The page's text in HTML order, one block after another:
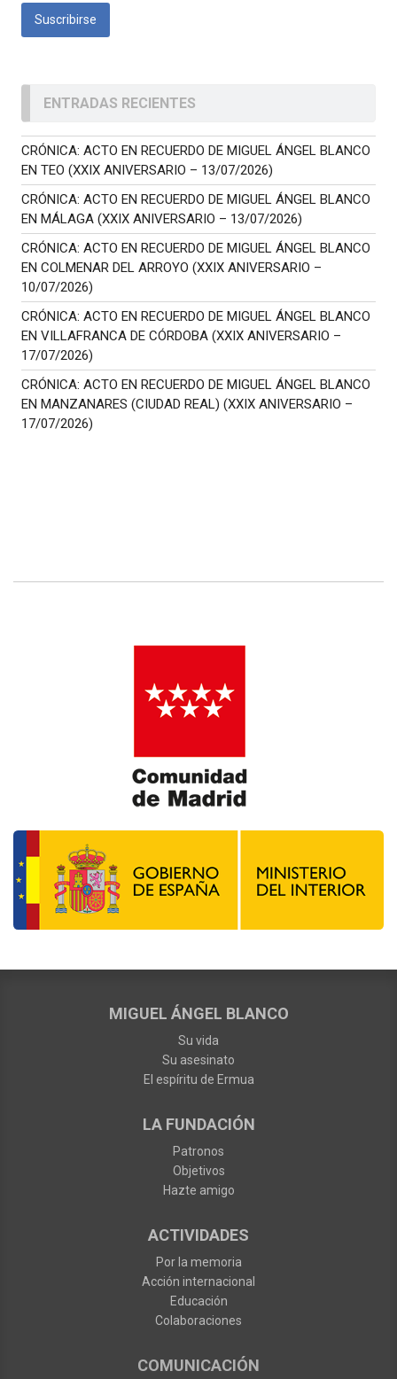
ENTRADAS RECIENTES
CRÓNICA: ACTO EN RECUERDO DE MIGUEL ÁNGEL BLANCO
EN TEO (XXIX ANIVERSARIO – 13/07/2026)
CRÓNICA: ACTO EN RECUERDO DE MIGUEL ÁNGEL BLANCO
EN MÁLAGA (XXIX ANIVERSARIO – 13/07/2026)
CRÓNICA: ACTO EN RECUERDO DE MIGUEL ÁNGEL BLANCO
EN COLMENAR DEL ARROYO (XXIX ANIVERSARIO –
10/07/2026)
CRÓNICA: ACTO EN RECUERDO DE MIGUEL ÁNGEL BLANCO
EN VILLAFRANCA DE CÓRDOBA (XXIX ANIVERSARIO –
17/07/2026)
CRÓNICA: ACTO EN RECUERDO DE MIGUEL ÁNGEL BLANCO
EN MANZANARES (CIUDAD REAL) (XXIX ANIVERSARIO –
17/07/2026)
MIGUEL ÁNGEL BLANCO
Su vida
Su asesinato
El espíritu de Ermua
LA FUNDACIÓN
Patronos
Objetivos
Hazte amigo
ACTIVIDADES
Por la memoria
Acción internacional
Educación
Colaboraciones
COMUNICACIÓN